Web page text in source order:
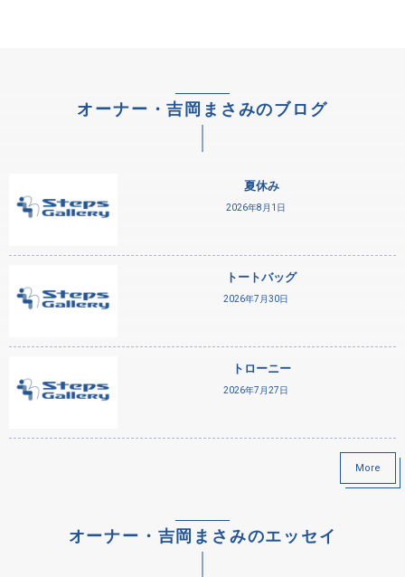
オーナー・吉岡まさみのブログ
夏休み
2026年8月1日
トートバッグ
2026年7月30日
トローニー
2026年7月27日
More
オーナー・吉岡まさみのエッセイ